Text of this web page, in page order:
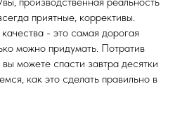
приятные, коррективы.
- это самая дорогая
можно придумать. Потратив
можете спасти завтра десятки
как это сделать правильно в